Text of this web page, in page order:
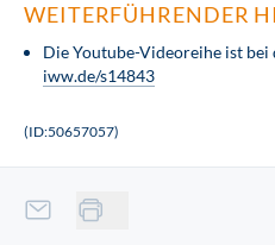
WEITERFÜHRENDER
Die Youtube-Videoreihe ist bei
iww.de/s14843
(ID:50657057)